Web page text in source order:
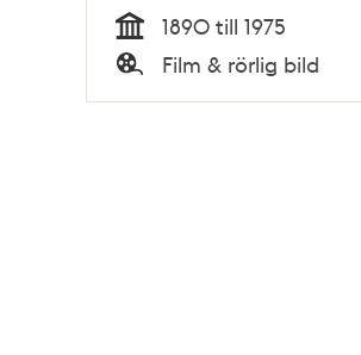
Tid
1890 till 1975
Typ
Film & rörlig bild